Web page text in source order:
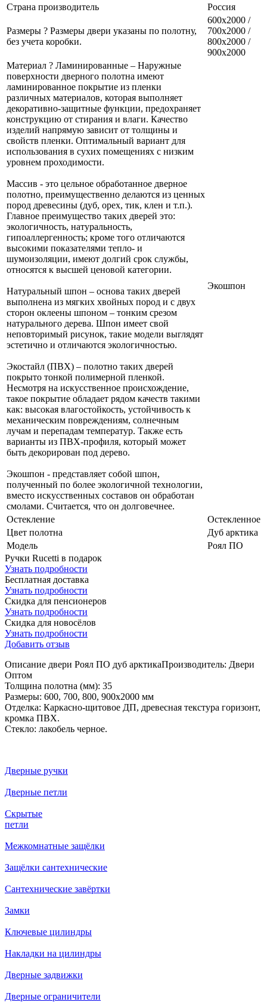
Страна производитель Россия
Размеры ? Размеры двери указаны по полотну,
без учета коробки.
600x2000 /
700x2000 /
800x2000 /
900x2000
Материал ? Ламинированные – Наружные
поверхности дверного полотна имеют
ламинированное покрытие из пленки
различных материалов, которая выполняет
декоративно-защитные функции, предохраняет
конструкцию от стирания и влаги. Качество
изделий напрямую зависит от толщины и
свойств пленки. Оптимальный вариант для
использования в сухих помещениях с низким
уровнем проходимости.
Массив - это цельное обработанное дверное
полотно, преимущественно делаются из ценных
пород древесины (дуб, орех, тик, клен и т.п.).
Главное преимущество таких дверей это:
экологичность, натуральность,
гипоаллергенность; кроме того отличаются
высокими показателями тепло- и
шумоизоляции, имеют долгий срок службы,
относятся к высшей ценовой категории.
Натуральный шпон – основа таких дверей
выполнена из мягких хвойных пород и с двух
сторон оклеены шпоном – тонким срезом
натурального дерева. Шпон имеет свой
неповторимый рисунок, такие модели выглядят
эстетично и отличаются экологичностью.
Экостайл (ПВХ) – полотно таких дверей
покрыто тонкой полимерной пленкой.
Несмотря на искусственное происхождение,
такое покрытие обладает рядом качеств такими
как: высокая влагостойкость, устойчивость к
механическим повреждениям, солнечным
лучам и перепадам температур. Также есть
варианты из ПВХ-профиля, который может
быть декорирован под дерево.
Экошпон - представляет собой шпон,
полученный по более экологичной технологии,
вместо искусственных составов он обработан
смолами. Считается, что он долговечнее.
Экошпон
Остекление
Остекленное
Цвет полотна
Дуб арктика
Модель
Роял ПО
Ручки Rucetti в подарок
Узнать подробности
Бесплатная доставка
Узнать подробности
Скидка для пенсионеров
Узнать подробности
Скидка для новосёлов
Узнать подробности
Добавить отзыв
Описание двери Роял ПО дуб арктикаПроизводитель: Двери
Оптом
Толщина полотна (мм): 35
Размеры: 600, 700, 800, 900х2000 мм
Отделка: Каркасно-щитовое ДП, древесная текстура горизонт,
кромка ПВХ.
Стекло: лакобель черное.
Дверные ручки
Дверные петли
Скрытые
петли
Межкомнатные защёлки
Защёлки сантехнические
Сантехнические завёртки
Замки
Ключевые цилиндры
Накладки на цилиндры
Дверные задвижки
Дверные ограничители